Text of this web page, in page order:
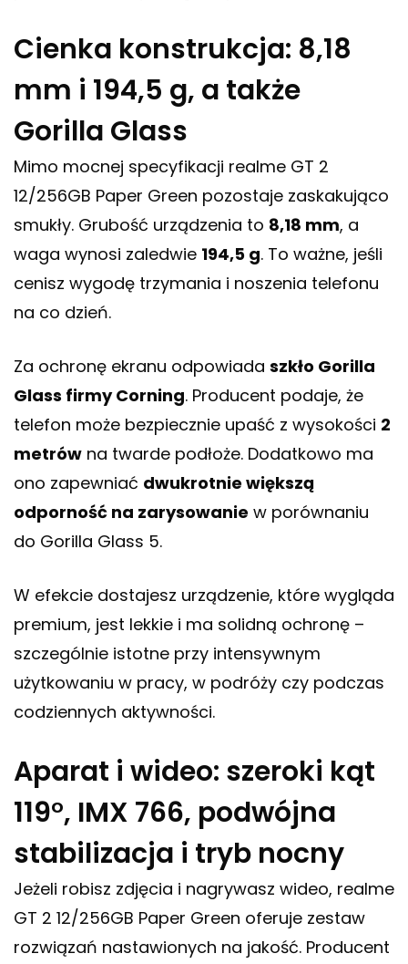
Cienka konstrukcja: 8,18
mm i 194,5 g, a także
Gorilla Glass
Mimo mocnej specyfikacji realme GT 2
12/256GB Paper Green pozostaje zaskakująco
smukły. Grubość urządzenia to 8,18 mm, a
waga wynosi zaledwie 194,5 g. To ważne, jeśli
cenisz wygodę trzymania i noszenia telefonu
na co dzień.
Za ochronę ekranu odpowiada szkło Gorilla
Glass firmy Corning. Producent podaje, że
telefon może bezpiecznie upaść z wysokości 2
metrów na twarde podłoże. Dodatkowo ma
ono zapewniać dwukrotnie większą
odporność na zarysowanie w porównaniu
do Gorilla Glass 5.
W efekcie dostajesz urządzenie, które wygląda
premium, jest lekkie i ma solidną ochronę –
szczególnie istotne przy intensywnym
użytkowaniu w pracy, w podróży czy podczas
codziennych aktywności.
Aparat i wideo: szeroki kąt
119°, IMX 766, podwójna
stabilizacja i tryb nocny
Jeżeli robisz zdjęcia i nagrywasz wideo, realme
GT 2 12/256GB Paper Green oferuje zestaw
rozwiązań nastawionych na jakość. Producent